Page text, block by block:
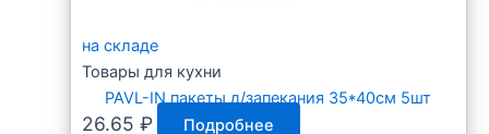
на складе
Товары для кухни
PAVL-IN пакеты д/запекания 35*40см 5шт
26.65 ₽
Подробнее